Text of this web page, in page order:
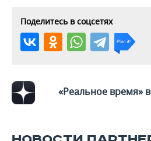
Поделитесь в соцсетях
«Реальное время»